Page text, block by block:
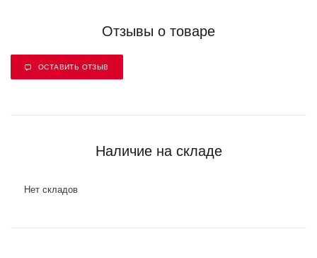
Отзывы о товаре
ОСТАВИТЬ ОТЗЫВ
Наличие на складе
Нет складов